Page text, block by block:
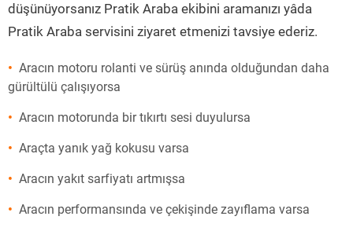
düşünüyorsanız Pratik Araba ekibini aramanızı yâda
Pratik Araba servisini ziyaret etmenizi tavsiye ederiz.
Aracın motoru rolanti ve sürüş anında olduğundan daha
gürültülü çalışıyorsa
Aracın motorunda bir tıkırtı sesi duyulursa
Araçta yanık yağ kokusu varsa
Aracın yakıt sarfiyatı artmışsa
Aracın performansında ve çekişinde zayıflama varsa